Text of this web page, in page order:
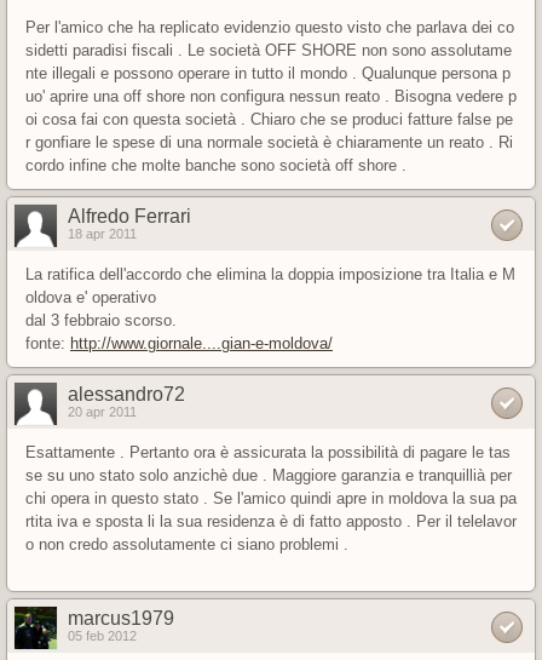
Per l'amico che ha replicato evidenzio questo visto che parlava dei co
sidetti paradisi fiscali . Le società OFF SHORE non sono assolutame
nte illegali e possono operare in tutto il mondo . Qualunque persona p
uo' aprire una off shore non configura nessun reato . Bisogna vedere p
oi cosa fai con questa società . Chiaro che se produci fatture false pe
r gonfiare le spese di una normale società è chiaramente un reato . Ri
cordo infine che molte banche sono società off shore .
Alfredo Ferrari
18 apr 2011
La ratifica dell'accordo che elimina la doppia imposizione tra Italia e M
oldova e' operativo
dal 3 febbraio scorso.
fonte: http://www.giornale....gian-e-moldova/
alessandro72
20 apr 2011
Esattamente . Pertanto ora è assicurata la possibilità di pagare le tas
se su uno stato solo anzichè due . Maggiore garanzia e tranquillià per
chi opera in questo stato . Se l'amico quindi apre in moldova la sua pa
rtita iva e sposta li la sua residenza è di fatto apposto . Per il telelavor
o non credo assolutamente ci siano problemi .
marcus1979
05 feb 2012